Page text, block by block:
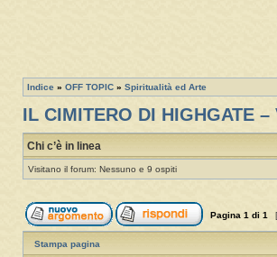
Indice » OFF TOPIC » Spiritualità ed Arte
IL CIMITERO DI HIGHGATE –
Chi c’è in linea
Visitano il forum: Nessuno e 9 ospiti
Pagina 1 di 1
Stampa pagina